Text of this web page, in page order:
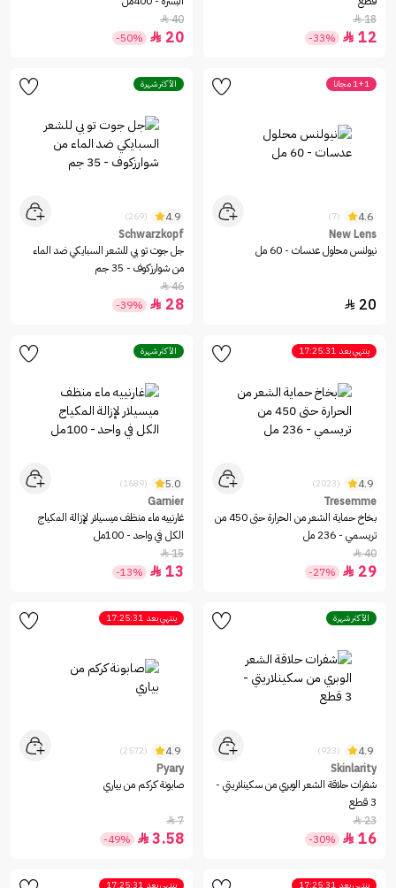
18

12

-33%
40

20

-50%
1+1 مجانا
4.6
(7)
New Lens
نيولنس محلول عدسات - 60 مل
20

الأكثر شهرة
4.9
(269)
Schwarzkopf
جل جوت تو بي للشعر السبايكي ضد الماء
من شوارزكوف - 35 جم
46

28

-39%
ينتهي بعد 17:25:31
4.9
(2023)
Tresemme
بخاخ حماية الشعر من الحرارة حتى 450 من
تريسمي - 236 مل
40

29

-27%
الأكثر شهرة
5.0
(1689)
Garnier
غارنييه ماء منظف ميسيلار لإزالة المكياج
الكل في واحد - 100مل
15

13

-13%
الأكثر شهرة
4.9
(923)
Skinlarity
شفرات حلاقة الشعر الوبري من سكينلاريتي -
3 قطع
23

16

-30%
ينتهي بعد 17:25:31
4.9
(2572)
Pyary
صابونة كركم من بياري
7

3.58

-49%
ينتهي بعد 17:25:31 ينتهي بعد 17:25:31